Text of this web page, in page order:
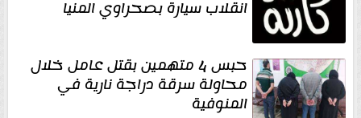
انقلاب سيارة بصحراوي المنيا
حبس 4 متهمين بقتل عامل خلال
محاولة سرقة دراجة نارية في
المنوفية